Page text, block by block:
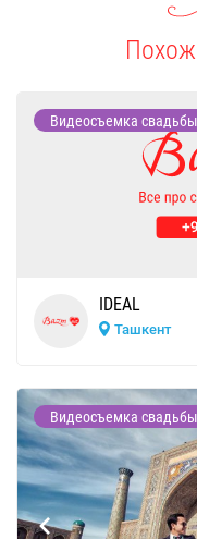
Видеосъемка свадьбы
IDEAL
Ташкент
Видеосъемка свадьбы